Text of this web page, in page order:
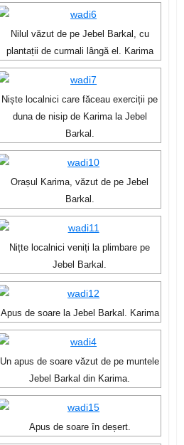
Nilul văzut de pe Jebel Barkal, cu
plantații de curmali lângă el. Karima
Niște localnici care făceau exerciții pe
duna de nisip de Karima la Jebel
Barkal.
Orașul Karima, văzut de pe Jebel
Barkal.
Nițte localnici veniți la plimbare pe
Jebel Barkal.
Apus de soare la Jebel Barkal. Karima
Un apus de soare văzut de pe muntele
Jebel Barkal din Karima.
Apus de soare în deșert.